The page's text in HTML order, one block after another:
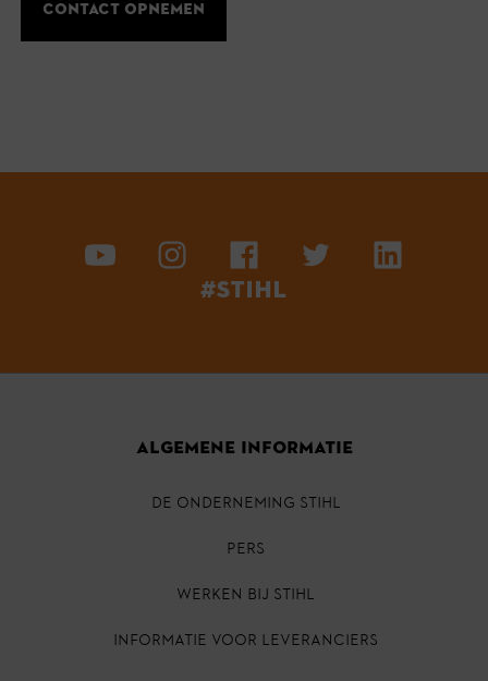
Contact opnemen
#STIHL
ALGEMENE INFORMATIE
DE ONDERNEMING STIHL
PERS
Werken bij STIHL
INFORMATIE VOOR LEVERANCIERS